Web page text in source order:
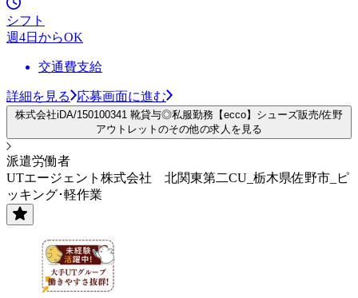
シフト
週4日からOK
交通費支給
詳細を見る 応募画面に進む
株式会社iDA/150100341 靴貸与◎私服勤務【ecco】シューズ販売/佐野
アウトレットのその他の求人を見る
派遣労働者
UTエージェント株式会社 北関東第二CU_栃木県佐野市_ピ
ッキング･軽作業